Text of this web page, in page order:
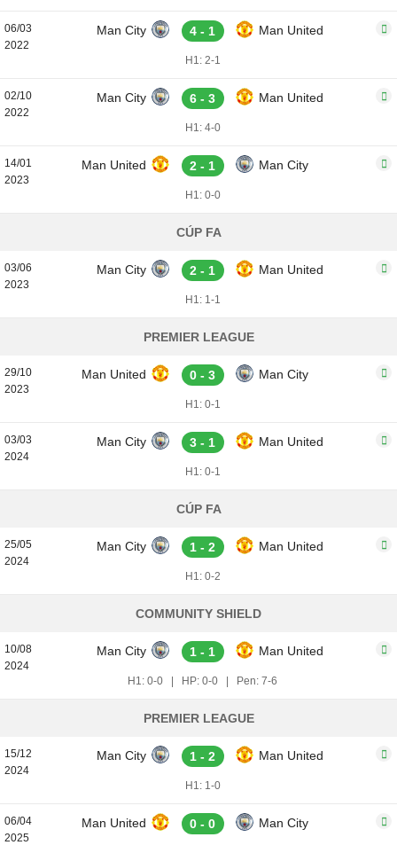
06/03
2022
Man City 4 - 1 Man United
H1: 2-1
02/10
2022
Man City 6 - 3 Man United
H1: 4-0
14/01
2023
Man United 2 - 1 Man City
H1: 0-0
CÚP FA
03/06
2023
Man City 2 - 1 Man United
H1: 1-1
PREMIER LEAGUE
29/10
2023
Man United 0 - 3 Man City
H1: 0-1
03/03
2024
Man City 3 - 1 Man United
H1: 0-1
CÚP FA
25/05
2024
Man City 1 - 2 Man United
H1: 0-2
COMMUNITY SHIELD
10/08
2024
Man City 1 - 1 Man United
H1: 0-0 HP: 0-0 Pen: 7-6
PREMIER LEAGUE
15/12
2024
Man City 1 - 2 Man United
H1: 1-0
06/04
2025
Man United 0 - 0 Man City